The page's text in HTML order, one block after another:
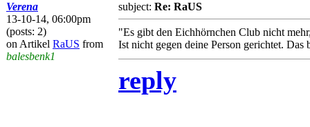
Verena
13-10-14, 06:00pm
(posts: 2)
on Artikel RaUS from
balesbenk1
subject: Re: RaUS
"Es gibt den Eichhörnchen Club nicht
Ist nicht gegen deine Person gerichtet.
reply